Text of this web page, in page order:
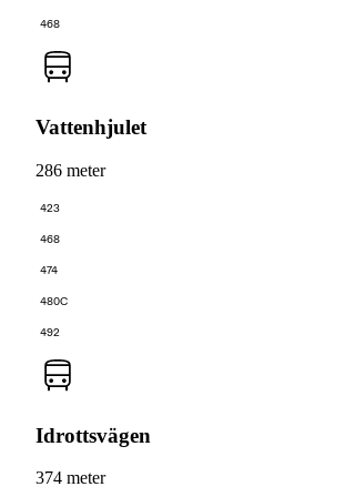
468
Vattenhjulet
286 meter
423
468
474
480C
492
Idrottsvägen
374 meter